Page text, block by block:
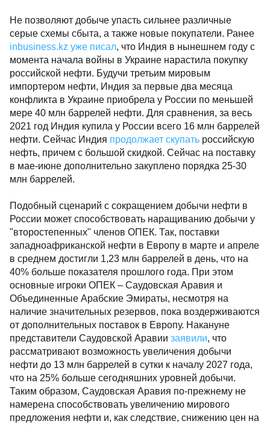
Не позволяют добыче упасть сильнее различные
серые схемы сбыта, а также новые покупатели. Ранее
inbusiness.kz уже писал, что Индия в нынешнем году с
момента начала войны в Украине нарастила покупку
российской нефти. Будучи третьим мировым
импортером нефти, Индия за первые два месяца
конфликта в Украине приобрела у России по меньшей
мере 40 млн баррелей нефти. Для сравнения, за весь
2021 год Индия купила у России всего 16 млн баррелей
нефти. Сейчас Индия продолжает скупать российскую
нефть, причем с большой скидкой. Сейчас на поставку
в мае-июне дополнительно закуплено порядка 25-30
млн баррелей.
Подобный сценарий с сокращением добычи нефти в
России может способствовать наращиванию добычи у
"второстепенных" членов ОПЕК. Так, поставки
западноафриканской нефти в Европу в марте и апреле
в среднем достигли 1,23 млн баррелей в день, что на
40% больше показателя прошлого года. При этом
основные игроки ОПЕК – Саудовская Аравия и
Объединенные Арабские Эмираты, несмотря на
наличие значительных резервов, пока воздерживаются
от дополнительных поставок в Европу. Накануне
представители Саудовской Аравии заявили, что
рассматривают возможность увеличения добычи
нефти до 13 млн баррелей в сутки к началу 2027 года,
что на 25% больше сегодняшних уровней добычи.
Таким образом, Саудовская Аравия по-прежнему не
намерена способствовать увеличению мирового
предложения нефти и, как следствие, снижению цен на